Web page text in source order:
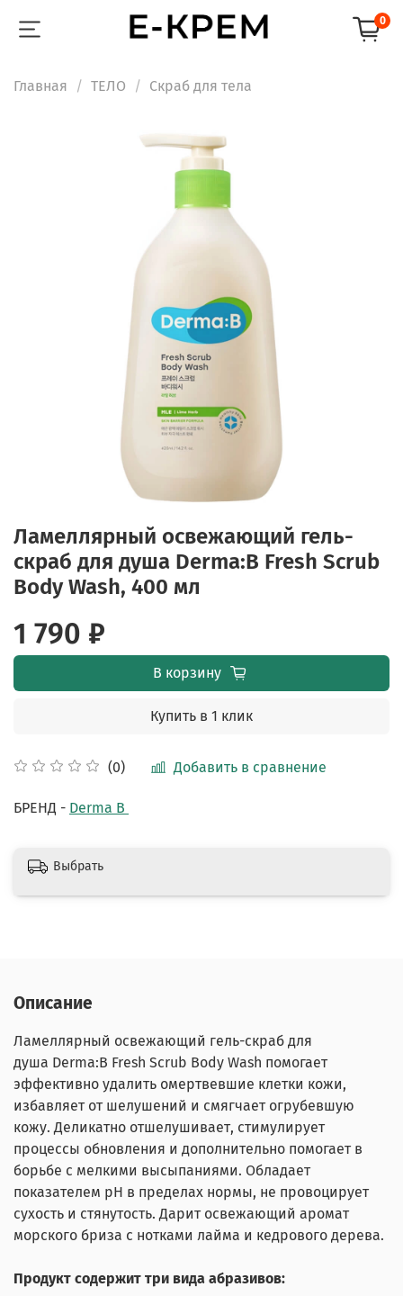
0
Главная ТЕЛО Скраб для тела
Ламеллярный освежающий гель-
скраб для душа Derma:B Fresh Scrub
Body Wash, 400 мл
(0) Добавить в сравнение
1 790 ₽
В корзину
Купить в 1 клик
БРЕНД - Derma B
Выбрать
Описание
Ламеллярный освежающий гель-скраб для
душа Derma:B Fresh Scrub Body Wash помогает
эффективно удалить омертвевшие клетки кожи,
избавляет от шелушений и смягчает огрубевшую
кожу. Деликатно отшелушивает, стимулирует
процессы обновления и дополнительно помогает в
борьбе с мелкими высыпаниями. Обладает
показателем pH в пределах нормы, не провоцирует
сухость и стянутость. Дарит освежающий аромат
морского бриза с нотками лайма и кедрового дерева.
Продукт содержит три вида абразивов: